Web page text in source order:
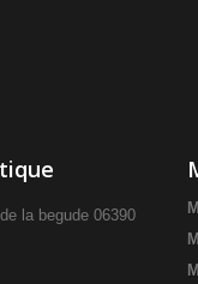
la begude 06390